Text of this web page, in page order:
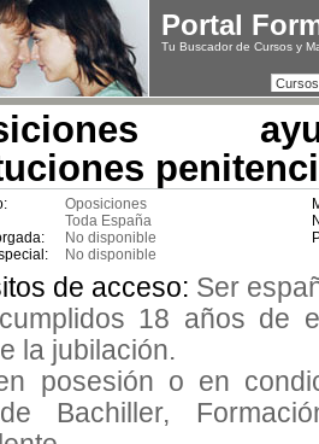
Portal
Tu Buscador de Cursos y
Oposiciones
Toda España
No disponible
No disponible
de acceso: Ser
18 años de
la jubilación.
posesión o en
Bachiller,